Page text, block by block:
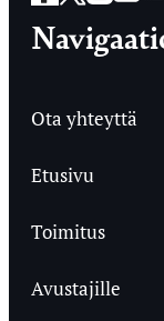
Ota yhteyttä
Etusivu
Toimitus
Avustajille